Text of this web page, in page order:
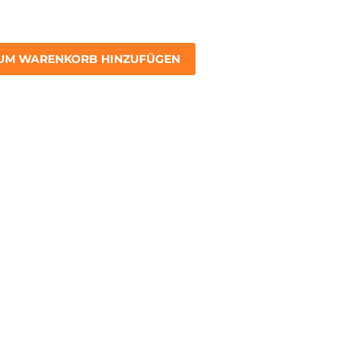
WARENKORB HINZUFÜGEN